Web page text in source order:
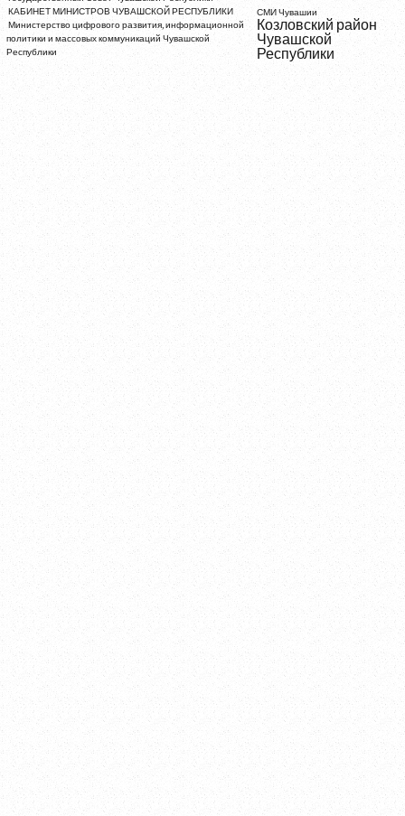
КАБИНЕТ МИНИСТРОВ ЧУВАШСКОЙ РЕСПУБЛИКИ
Министерство цифрового развития, информационной
политики и массовых коммуникаций Чувашской
Республики
СМИ Чувашии
Козловский район
Чувашской
Республики